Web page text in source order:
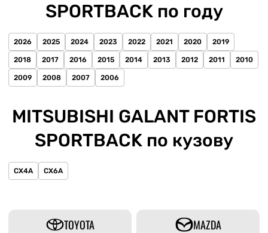
SPORTBACK по году
2026 2025 2024 2023 2022 2021 2020 2019
2018 2017 2016 2015 2014 2013 2012 2011 2010
2009 2008 2007 2006
MITSUBISHI GALANT FORTIS
SPORTBACK по кузову
CX4A CX6A
TOYOTA MAZDA